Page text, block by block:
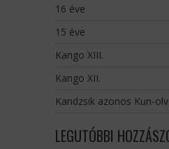
16 éve
15 éve
Kango XIII.
Kango XII.
Kandzsik azonos Kun-
LEGUTÓBBI